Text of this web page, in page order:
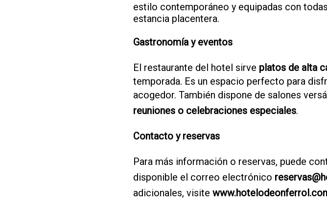
estilo contemporáneo y equipadas con
estancia placentera.
Gastronomía y eventos
El restaurante del hotel sirve platos de alta
temporada. Es un espacio perfecto para
acogedor. También dispone de salones
reuniones o celebraciones especiales.
Contacto y reservas
Para más información o reservas, puede
disponible el correo electrónico
adicionales, visite